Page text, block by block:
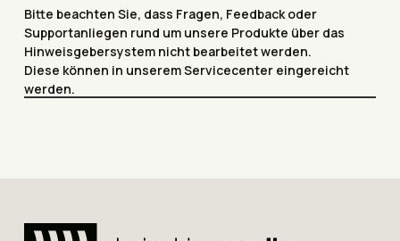
Bitte beachten Sie, dass Fragen, Feedback oder
Supportanliegen rund um unsere Produkte über das
Hinweisgebersystem nicht bearbeitet werden.
Diese können in unserem Servicecenter eingereicht
werden.